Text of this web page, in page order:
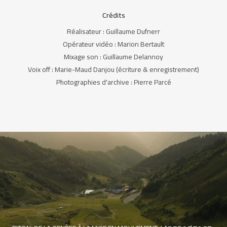
Crédits
Réalisateur : Guillaume Dufnerr
Opérateur vidéo : Marion Bertault
Mixage son : Guillaume Delannoy
Voix off : Marie-Maud Danjou (écriture & enregistrement)
Photographies d'archive : Pierre Parcé